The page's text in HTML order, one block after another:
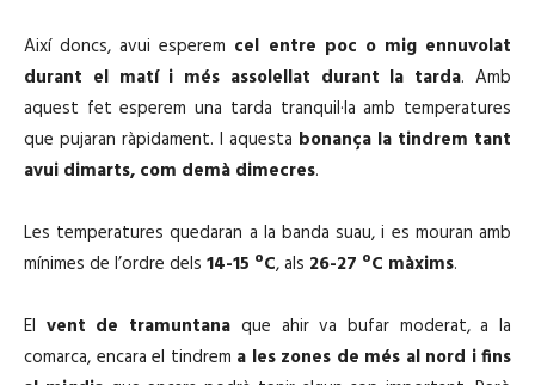
Així doncs, avui esperem cel entre poc o mig ennuvolat
durant el matí i més assolellat durant la tarda. Amb
aquest fet esperem una tarda tranquil·la amb temperatures
que pujaran ràpidament. I aquesta bonança la tindrem tant
avui dimarts, com demà dimecres.
Les temperatures quedaran a la banda suau, i es mouran amb
mínimes de l’ordre dels 14-15 ºC, als 26-27 ºC màxims.
El vent de tramuntana que ahir va bufar moderat, a la
comarca, encara el tindrem a les zones de més al nord i fins